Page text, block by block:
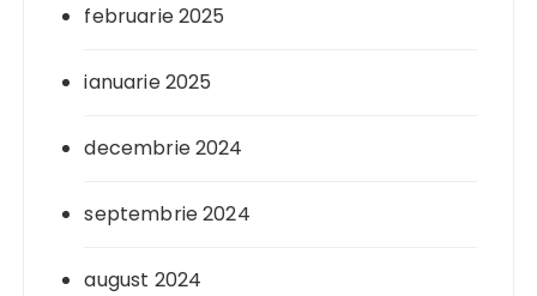
februarie 2025
ianuarie 2025
decembrie 2024
septembrie 2024
august 2024